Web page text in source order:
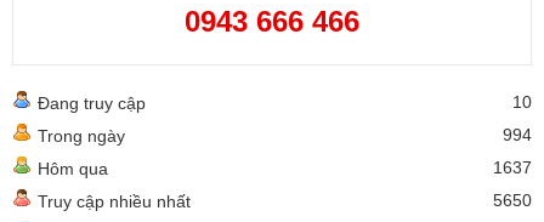
0943 666 466
Đang truy cập
10
Trong ngày
994
Hôm qua
1637
Truy cập nhiều nhất
5650